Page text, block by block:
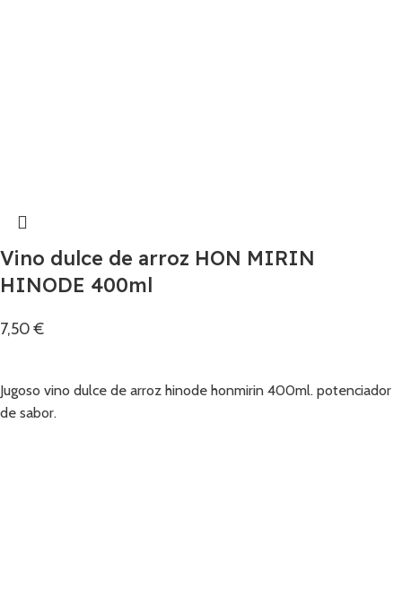
Vino dulce de arroz HON MIRIN
HINODE 400ml
7,50€
Jugoso vino dulce de arroz hinode honmirin 400ml. potenciador
de sabor.